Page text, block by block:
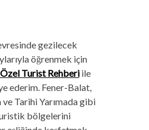
gezilecek
öğrenmek için
Turist Rehberiile
ederim. Fener-Balat,
Tarihi Yarımada gibi
bölgelerini